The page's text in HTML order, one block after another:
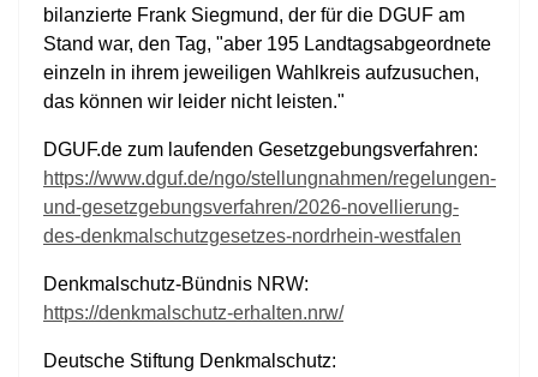
bilanzierte Frank Siegmund, der für die DGUF am
Stand war, den Tag, "aber 195 Landtagsabgeordnete
einzeln in ihrem jeweiligen Wahlkreis aufzusuchen,
das können wir leider nicht leisten."
DGUF.de zum laufenden Gesetzgebungsverfahren:
https://www.dguf.de/ngo/stellungnahmen/regelungen-
und-gesetzgebungsverfahren/2026-novellierung-
des-denkmalschutzgesetzes-nordrhein-westfalen
Denkmalschutz-Bündnis NRW:
https://denkmalschutz-erhalten.nrw/
Deutsche Stiftung Denkmalschutz: